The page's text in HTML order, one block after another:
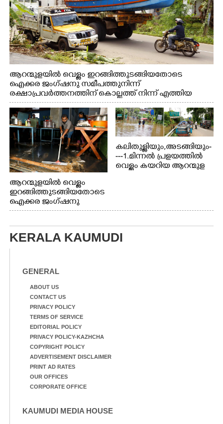
ആറന്മുളയിൽ വെള്ളം ഇറങ്ങിത്തുടങ്ങിയതോടെ
ഐക്കര ജംഗ്ഷനു സമീപത്തുനിന്ന്
രക്ഷാപ്രവർത്തനത്തിന് കൊല്ലത്ത് നിന്ന് എത്തിയ
ബോട്ടുകൾ തിരികെക്കൊണ്ടുപോകുന്നു.
ആറന്മുളയിൽ വെള്ളം
ഇറങ്ങിത്തുടങ്ങിയതോടെ
ഐക്കര ജംഗ്ഷനു
സമീപം ആറന്മുള
ആറന്മുള തട്ടുകട കഴുകി
വൃത്തിയാക്കുന്നു.
കലിതുള്ളിയും,അടങ്ങിയും-
---1.മിന്നൽ പ്രളയത്തിൽ
വെള്ളം കയറിയ ആറന്മുള
ഇറങ്ങിപ്പോൾ
കാഴ്ച.രക്ഷാപ്രവർത്തന
ത്തിന് ഓച്ചിറ അഴിക്കലിൽ
KERALA KAUMUDI
GENERAL
ABOUT US
CONTACT US
PRIVACY POLICY
TERMS OF SERVICE
EDITORIAL POLICY
PRIVACY POLICY-KAZHCHA
COPYRIGHT POLICY
ADVERTISEMENT DISCLAIMER
PRINT AD RATES
OUR OFFICES
CORPORATE OFFICE
KAUMUDI MEDIA HOUSE